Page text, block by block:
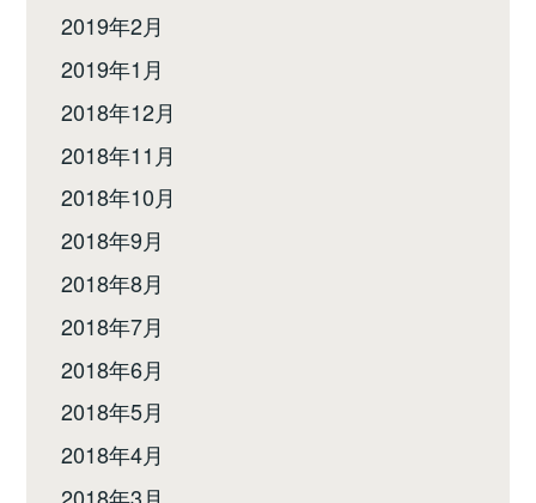
2019年2月
2019年1月
2018年12月
2018年11月
2018年10月
2018年9月
2018年8月
2018年7月
2018年6月
2018年5月
2018年4月